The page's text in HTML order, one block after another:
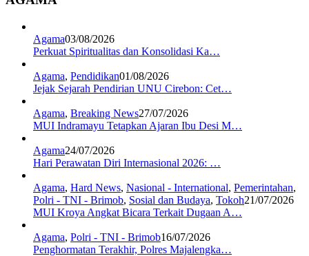
Agama03/08/2026
Perkuat Spiritualitas dan Konsolidasi Ka…
Agama, Pendidikan01/08/2026
Jejak Sejarah Pendirian UNU Cirebon: Cet…
Agama, Breaking News27/07/2026
MUI Indramayu Tetapkan Ajaran Ibu Desi M…
Agama24/07/2026
Hari Perawatan Diri Internasional 2026: …
Agama, Hard News, Nasional - International, Pemerintahan,
Polri - TNI - Brimob, Sosial dan Budaya, Tokoh21/07/2026
MUI Kroya Angkat Bicara Terkait Dugaan A…
Agama, Polri - TNI - Brimob16/07/2026
Penghormatan Terakhir, Polres Majalengka…